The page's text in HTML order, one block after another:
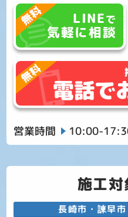
LINEで
気軽に相談
電話で
営業時間 10:00-
施工
長崎市・諫早